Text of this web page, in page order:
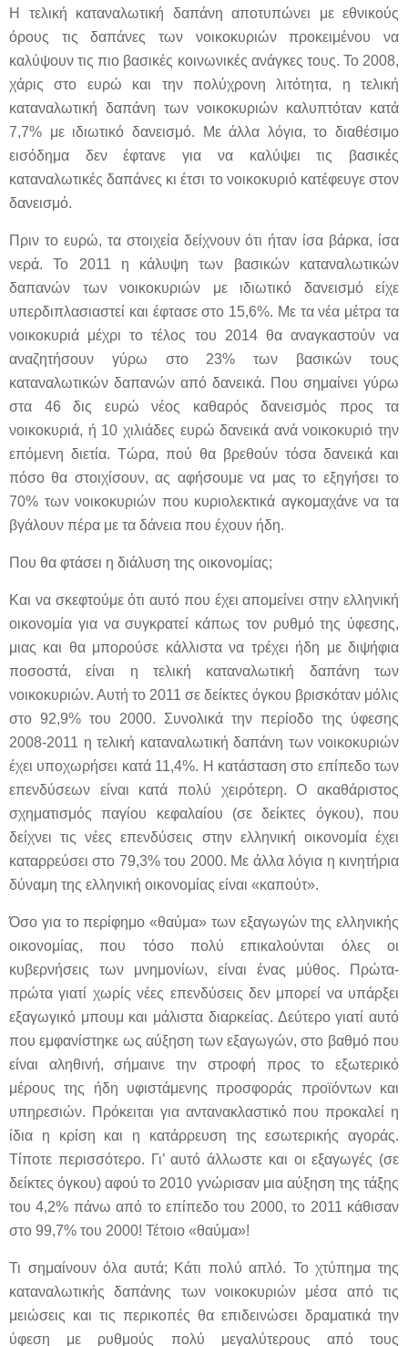
Η τελική καταναλωτική δαπάνη αποτυπώνει με εθνικούς
όρους τις δαπάνες των νοικοκυριών προκειμένου να
καλύψουν τις πιο βασικές κοινωνικές ανάγκες τους. Το 2008,
χάρις στο ευρώ και την πολύχρονη λιτότητα, η τελική
καταναλωτική δαπάνη των νοικοκυριών καλυπτόταν κατά
7,7% με ιδιωτικό δανεισμό. Με άλλα λόγια, το διαθέσιμο
εισόδημα δεν έφτανε για να καλύψει τις βασικές
καταναλωτικές δαπάνες κι έτσι το νοικοκυριό κατέφευγε στον
δανεισμό.
Πριν το ευρώ, τα στοιχεία δείχνουν ότι ήταν ίσα βάρκα, ίσα
νερά. Το 2011 η κάλυψη των βασικών καταναλωτικών
δαπανών των νοικοκυριών με ιδιωτικό δανεισμό είχε
υπερδιπλασιαστεί και έφτασε στο 15,6%. Με τα νέα μέτρα τα
νοικοκυριά μέχρι το τέλος του 2014 θα αναγκαστούν να
αναζητήσουν γύρω στο 23% των βασικών τους
καταναλωτικών δαπανών από δανεικά. Που σημαίνει γύρω
στα 46 δις ευρώ νέος καθαρός δανεισμός προς τα
νοικοκυριά, ή 10 χιλιάδες ευρώ δανεικά ανά νοικοκυριό την
επόμενη διετία. Τώρα, πού θα βρεθούν τόσα δανεικά και
πόσο θα στοιχίσουν, ας αφήσουμε να μας το εξηγήσει το
70% των νοικοκυριών που κυριολεκτικά αγκομαχάνε να τα
βγάλουν πέρα με τα δάνεια που έχουν ήδη.
Που θα φτάσει η διάλυση της οικονομίας;
Και να σκεφτούμε ότι αυτό που έχει απομείνει στην ελληνική
οικονομία για να συγκρατεί κάπως τον ρυθμό της ύφεσης,
μιας και θα μπορούσε κάλλιστα να τρέχει ήδη με διψήφια
ποσοστά, είναι η τελική καταναλωτική δαπάνη των
νοικοκυριών. Αυτή το 2011 σε δείκτες όγκου βρισκόταν μόλις
στο 92,9% του 2000. Συνολικά την περίοδο της ύφεσης
2008-2011 η τελική καταναλωτική δαπάνη των νοικοκυριών
έχει υποχωρήσει κατά 11,4%. Η κατάσταση στο επίπεδο των
επενδύσεων είναι κατά πολύ χειρότερη. Ο ακαθάριστος
σχηματισμός παγίου κεφαλαίου (σε δείκτες όγκου), που
δείχνει τις νέες επενδύσεις στην ελληνική οικονομία έχει
καταρρεύσει στο 79,3% του 2000. Με άλλα λόγια η κινητήρια
δύναμη της ελληνική οικονομίας είναι «καπούτ».
Όσο για το περίφημο «θαύμα» των εξαγωγών της ελληνικής
οικονομίας, που τόσο πολύ επικαλούνται όλες οι
κυβερνήσεις των μνημονίων, είναι ένας μύθος. Πρώτα-
πρώτα γιατί χωρίς νέες επενδύσεις δεν μπορεί να υπάρξει
εξαγωγικό μπουμ και μάλιστα διαρκείας. Δεύτερο γιατί αυτό
που εμφανίστηκε ως αύξηση των εξαγωγών, στο βαθμό που
είναι αληθινή, σήμαινε την στροφή προς το εξωτερικό
μέρους της ήδη υφιστάμενης προσφοράς προϊόντων και
υπηρεσιών. Πρόκειται για αντανακλαστικό που προκαλεί η
ίδια η κρίση και η κατάρρευση της εσωτερικής αγοράς.
Τίποτε περισσότερο. Γι’ αυτό άλλωστε και οι εξαγωγές (σε
δείκτες όγκου) αφού το 2010 γνώρισαν μια αύξηση της τάξης
του 4,2% πάνω από το επίπεδο του 2000, το 2011 κάθισαν
στο 99,7% του 2000! Τέτοιο «θαύμα»!
Τι σημαίνουν όλα αυτά; Κάτι πολύ απλό. Το χτύπημα της
καταναλωτικής δαπάνης των νοικοκυριών μέσα από τις
μειώσεις και τις περικοπές θα επιδεινώσει δραματικά την
ύφεση με ρυθμούς πολύ μεγαλύτερους από τους